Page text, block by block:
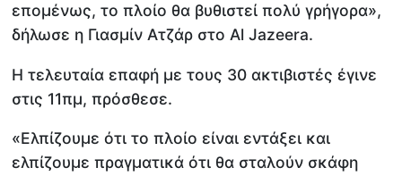
επομένως, το πλοίο θα βυθιστεί πολύ γρήγορα»,
δήλωσε η Γιασμίν Ατζάρ στο Al Jazeera.
Η τελευταία επαφή με τους 30 ακτιβιστές έγινε
στις 11πμ, πρόσθεσε.
«Ελπίζουμε ότι το πλοίο είναι εντάξει και
ελπίζουμε πραγματικά ότι θα σταλούν σκάφη